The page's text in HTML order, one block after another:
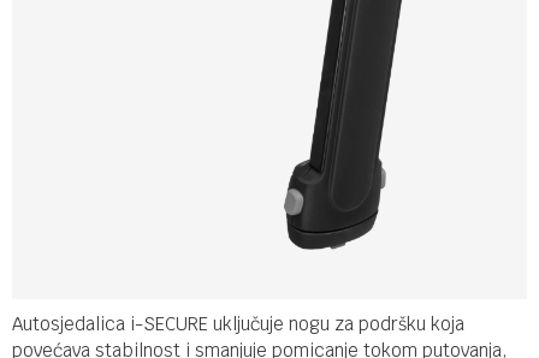
Autosjedalica i-SECURE uključuje nogu za podršku koja
povećava stabilnost i smanjuje pomicanje tokom putovanja,